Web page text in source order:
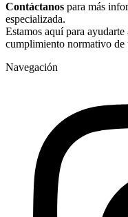
Contáctanos para más
especializada.
Estamos aquí para
cumplimiento normativo de
Navegación